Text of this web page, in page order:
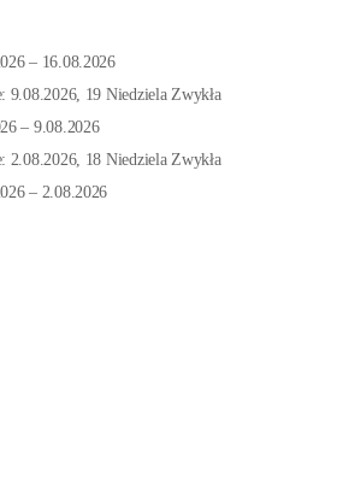
– 16.08.2026
9.08.2026, 19 Niedziela Zwykła
– 9.08.2026
2.08.2026, 18 Niedziela Zwykła
– 2.08.2026